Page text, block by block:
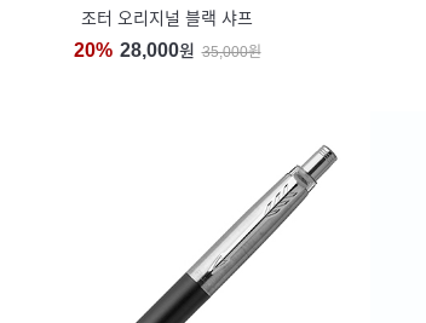
조터 오리지널 블랙 샤프
20% 28,000원 35,000원